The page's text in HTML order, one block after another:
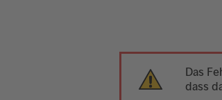
Das
dass